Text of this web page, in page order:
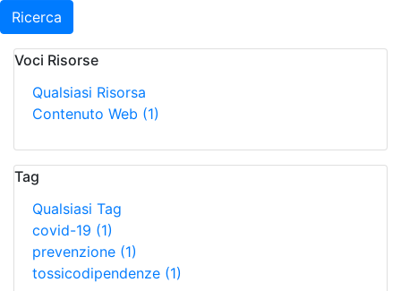
Ricerca
Voci Risorse
Qualsiasi Risorsa
Contenuto Web (1)
Tag
Qualsiasi Tag
covid-19 (1)
prevenzione (1)
tossicodipendenze (1)